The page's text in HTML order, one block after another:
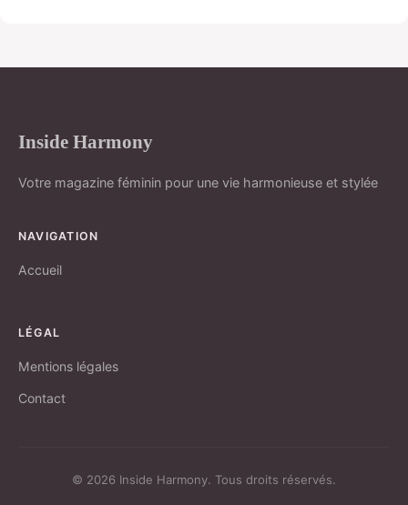
Inside Harmony
Votre magazine féminin pour une vie harmonieuse et stylée
NAVIGATION
Accueil
LÉGAL
Mentions légales
Contact
© 2026 Inside Harmony. Tous droits réservés.